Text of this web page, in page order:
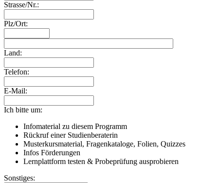
Strasse/Nr.:
Plz/Ort:
Land:
Telefon:
E-Mail:
Ich bitte um:
Infomaterial zu diesem Programm
Rückruf einer Studienberaterin
Musterkursmaterial, Fragenkataloge, Folien, Quizzes
Infos Förderungen
Lernplattform testen & Probeprüfung ausprobieren
Sonstiges: